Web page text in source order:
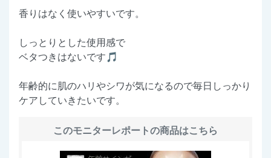
香りはなく使いやすいです。
しっとりとした使用感で
ベタつきはないです🎵
年齢的に肌のハリやシワが気になるので毎日しっかり
ケアしていきたいです。
このモニターレポートの商品はこちら